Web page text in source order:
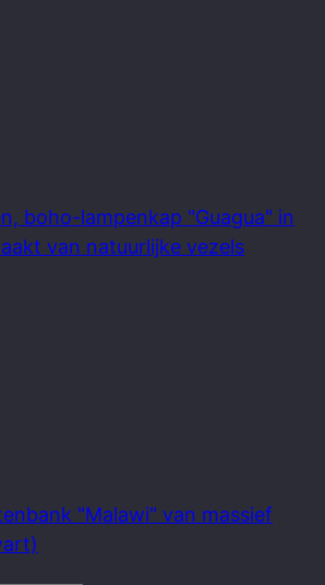
boho-lampenkap "Guagua" in
van natuurlijke vezels
"Malawi" van massief